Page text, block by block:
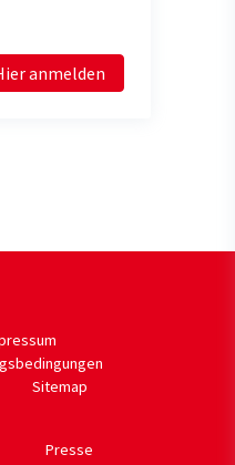
anmelden
Sitemap
Presse